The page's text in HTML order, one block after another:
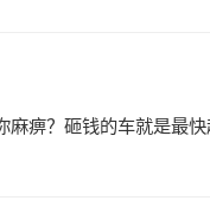
麻痹？砸钱的车就是最